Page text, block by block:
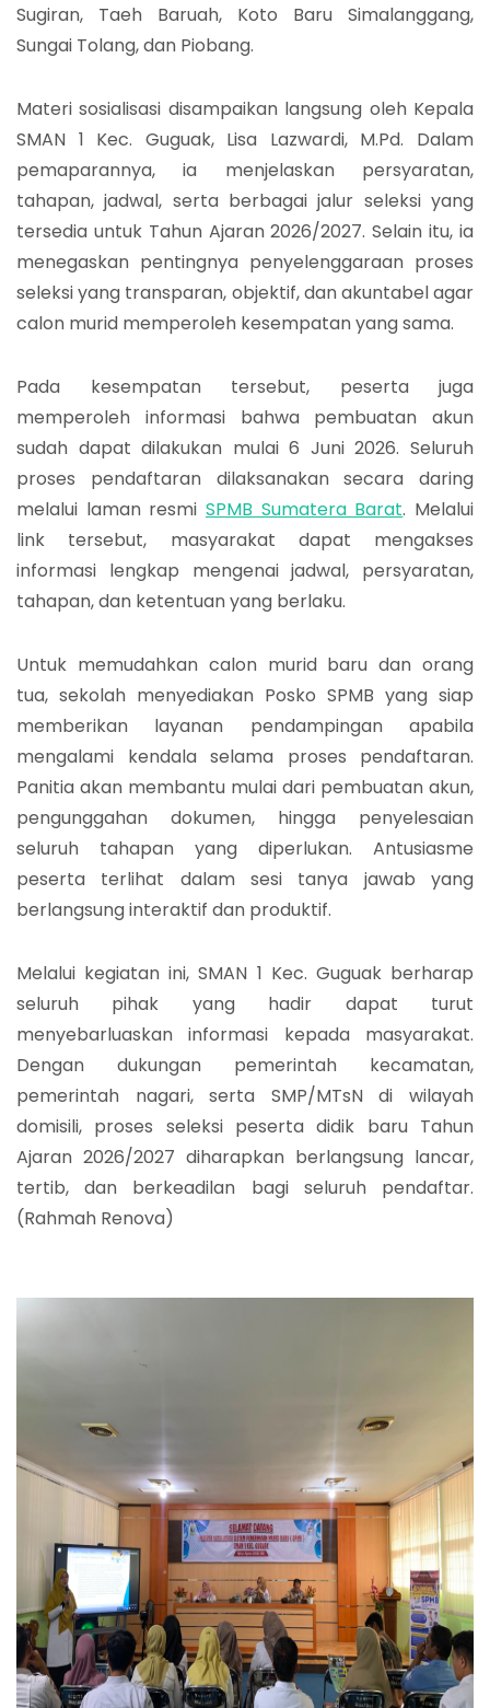
Sugiran, Taeh Baruah, Koto Baru Simalanggang,
Sungai Tolang, dan Piobang.
Materi sosialisasi disampaikan langsung oleh Kepala
SMAN 1 Kec. Guguak, Lisa Lazwardi, M.Pd. Dalam
pemaparannya, ia menjelaskan persyaratan,
tahapan, jadwal, serta berbagai jalur seleksi yang
tersedia untuk Tahun Ajaran 2026/2027. Selain itu, ia
menegaskan pentingnya penyelenggaraan proses
seleksi yang transparan, objektif, dan akuntabel agar
calon murid memperoleh kesempatan yang sama.
Pada kesempatan tersebut, peserta juga
memperoleh informasi bahwa pembuatan akun
sudah dapat dilakukan mulai 6 Juni 2026. Seluruh
proses pendaftaran dilaksanakan secara daring
melalui laman resmi SPMB Sumatera Barat. Melalui
link tersebut, masyarakat dapat mengakses
informasi lengkap mengenai jadwal, persyaratan,
tahapan, dan ketentuan yang berlaku.
Untuk memudahkan calon murid baru dan orang
tua, sekolah menyediakan Posko SPMB yang siap
memberikan layanan pendampingan apabila
mengalami kendala selama proses pendaftaran.
Panitia akan membantu mulai dari pembuatan akun,
pengunggahan dokumen, hingga penyelesaian
seluruh tahapan yang diperlukan. Antusiasme
peserta terlihat dalam sesi tanya jawab yang
berlangsung interaktif dan produktif.
Melalui kegiatan ini, SMAN 1 Kec. Guguak berharap
seluruh pihak yang hadir dapat turut
menyebarluaskan informasi kepada masyarakat.
Dengan dukungan pemerintah kecamatan,
pemerintah nagari, serta SMP/MTsN di wilayah
domisili, proses seleksi peserta didik baru Tahun
Ajaran 2026/2027 diharapkan berlangsung lancar,
tertib, dan berkeadilan bagi seluruh pendaftar.
(Rahmah Renova)